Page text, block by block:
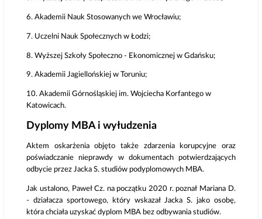
6. Akademii Nauk Stosowanych we Wrocławiu;
7. Uczelni Nauk Społecznych w Łodzi;
8. Wyższej Szkoły Społeczno - Ekonomicznej w Gdańsku;
9. Akademii Jagiellońskiej w Toruniu;
10. Akademii Górnośląskiej im. Wojciecha Korfantego w
Katowicach.
Dyplomy MBA i wyłudzenia
Aktem oskarżenia objęto także zdarzenia korupcyjne oraz
poświadczanie nieprawdy w dokumentach potwierdzających
odbycie przez Jacka S. studiów podyplomowych MBA.
Jak ustalono, Paweł Cz. na początku 2020 r. poznał Mariana D.
- działacza sportowego, który wskazał Jacka S. jako osobę,
która chciała uzyskać dyplom MBA bez odbywania studiów.